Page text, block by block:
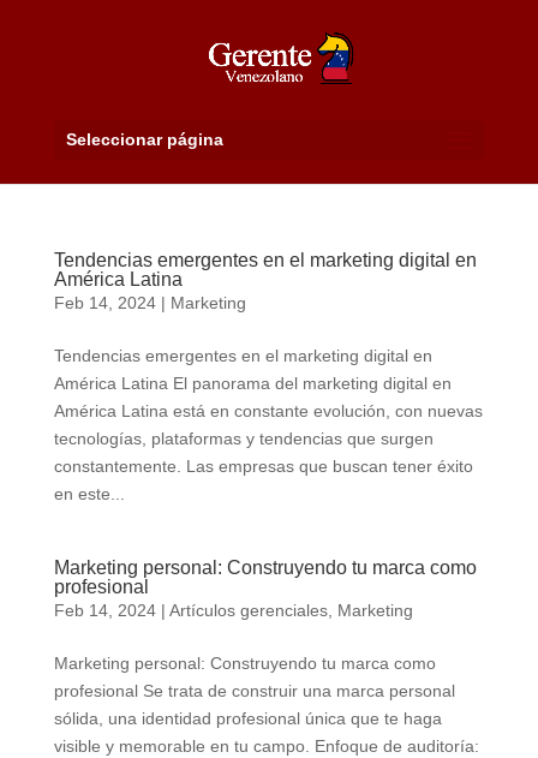
Seleccionar página
Tendencias emergentes en el marketing digital en
América Latina
Feb 14, 2024| Marketing
Tendencias emergentes en el marketing digital en
América Latina El panorama del marketing digital en
América Latina está en constante evolución, con nuevas
tecnologías, plataformas y tendencias que surgen
constantemente. Las empresas que buscan tener éxito
en este...
Marketing personal: Construyendo tu marca como
profesional
Feb 14, 2024| Artículos gerenciales, Marketing
Marketing personal: Construyendo tu marca como
profesional Se trata de construir una marca personal
sólida, una identidad profesional única que te haga
visible y memorable en tu campo. Enfoque de auditoría: